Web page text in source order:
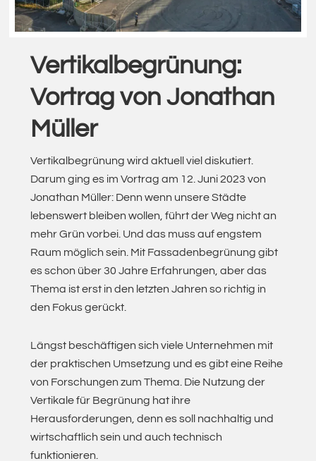
Vertikalbegrünung:
Vortrag von Jonathan
Müller
Vertikalbegrünung wird aktuell viel diskutiert.
Darum ging es im Vortrag am 12. Juni 2023 von
Jonathan Müller: Denn wenn unsere Städte
lebenswert bleiben wollen, führt der Weg nicht an
mehr Grün vorbei. Und das muss auf engstem
Raum möglich sein. Mit Fassadenbegrünung gibt
es schon über 30 Jahre Erfahrungen, aber das
Thema ist erst in den letzten Jahren so richtig in
den Fokus gerückt.
Längst beschäftigen sich viele Unternehmen mit
der praktischen Umsetzung und es gibt eine Reihe
von Forschungen zum Thema. Die Nutzung der
Vertikale für Begrünung hat ihre
Herausforderungen, denn es soll nachhaltig und
wirtschaftlich sein und auch technisch
funktionieren.